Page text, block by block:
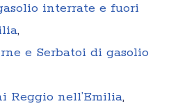
interrate e fuori
,
e Serbatoi di gasolio
Reggio nell’Emilia,